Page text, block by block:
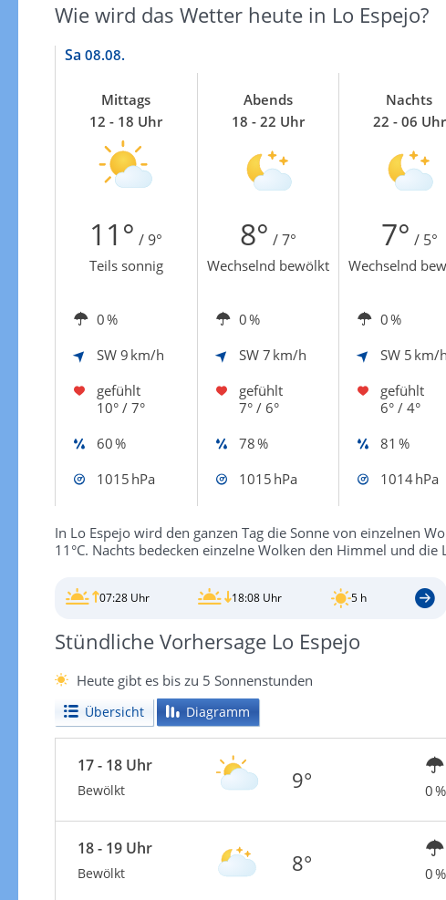
Wie wird das Wetter heute in Lo Espejo?
Sa 08.08.
Mittags
12 - 18 Uhr
Abends
18 - 22 Uhr
Nachts
22 - 06 Uhr
11° / 9° 8° / 7° 7° / 5°
Teils sonnig Wechselnd bewölkt Wechselnd
0 % 0 % 0 %
SW 9 km/h SW 7 km/h SW 5 km/h
gefühlt
10° / 7°
gefühlt
7° / 6°
gefühlt
6° / 4°
60 % 78 % 81 %
1015 hPa
1015 hPa 1014 hPa
In Lo Espejo wird den ganzen Tag die Sonne von einzelnen
11°C. Nachts bedecken einzelne Wolken den Himmel und die
07:28 Uhr 18:08 Uhr 5 h
Stündliche Vorhersage Lo Espejo
Heute gibt es bis zu 5 Sonnenstunden
Übersicht Diagramm
17 - 18 Uhr
Bewölkt 9° 0 %
18 - 19 Uhr
Bewölkt 8° 0 %
Windgeschwindigkeiten in 3h
Zur Windgeschwindigkeitenkarte